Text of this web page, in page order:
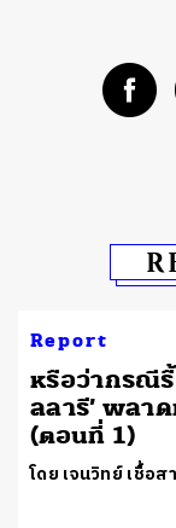
Report
หรือว่ากรณีรื้
ลลารี’ พลา
(ตอนที่ 1)
โดย เจนวิทย์ เชื้อส